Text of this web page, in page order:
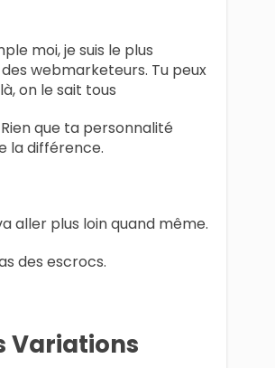
moi, je suis le plus
webmarketeurs. Tu peux
on le sait tous
Rien que ta personnalité
la différence.
aller plus loin quand même.
des escrocs.
Variations